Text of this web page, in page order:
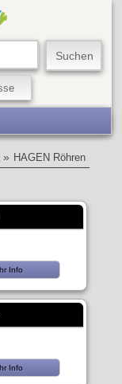
» HAGEN Röhren
Info
Info